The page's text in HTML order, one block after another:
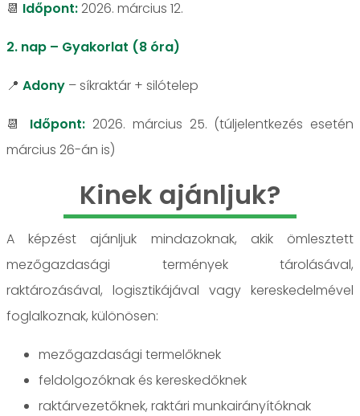
📆 Időpont:2026. március 12.
2. nap – Gyakorlat (8 óra)
📍 Adony – síkraktár + silótelep
📆 Időpont: 2026. március 25. (túljelentkezés esetén
március 26-án is)
Kinek ajánljuk?
A képzést ajánljuk mindazoknak, akik ömlesztett
mezőgazdasági termények tárolásával,
raktározásával, logisztikájával vagy kereskedelmével
foglalkoznak, különösen:
mezőgazdasági termelőknek
feldolgozóknak és kereskedőknek
raktárvezetőknek, raktári munkairányítóknak